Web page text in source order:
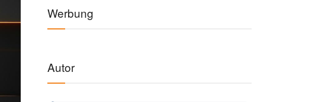
Werbung
Autor